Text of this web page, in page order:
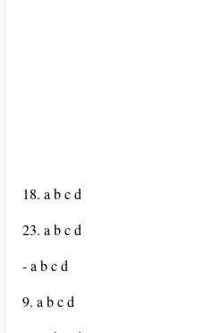
18. a b c d
23. a b c d
- a b c d
9. a b c d